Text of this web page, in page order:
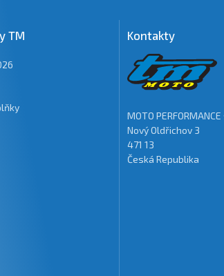
TM Kontakty
MOTO PERFORMANCE
Nový Oldřichov 3
471 13
Česká Republika